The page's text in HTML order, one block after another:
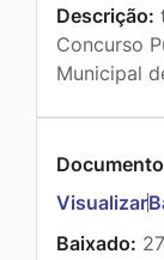
Descrição:
Concurso
Municipal
Visualizar
Baixado: